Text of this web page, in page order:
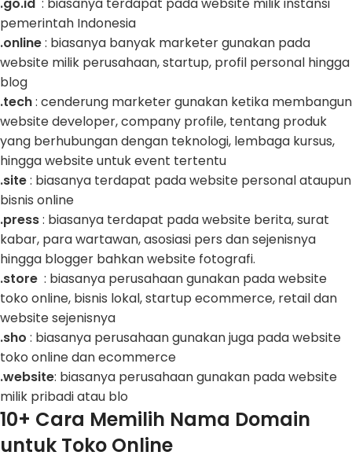
pemerintah Indonesia
.online: biasanya banyak marketer gunakan pada
website milik perusahaan, startup, profil personal hingga
blog
.tech: cenderung marketer gunakan ketika membangun
website developer, company profile, tentang produk
yang berhubungan dengan teknologi, lembaga kursus,
hingga website untuk event tertentu
.site: biasanya terdapat pada website personal ataupun
bisnis online
.press: biasanya terdapat pada website berita, surat
kabar, para wartawan, asosiasi pers dan sejenisnya
hingga blogger bahkan website fotografi.
.store : biasanya perusahaan gunakan pada website
toko online, bisnis lokal, startup ecommerce, retail dan
website sejenisnya
.sho : biasanya perusahaan gunakan juga pada website
toko online dan ecommerce
.website: biasanya perusahaan gunakan pada website
milik pribadi atau blo
10+ Cara Memilih Nama Domain
untuk Toko Online